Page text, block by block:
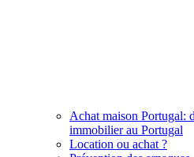
Achat maison Portugal:
immobilier au Portugal
Location ou achat ?